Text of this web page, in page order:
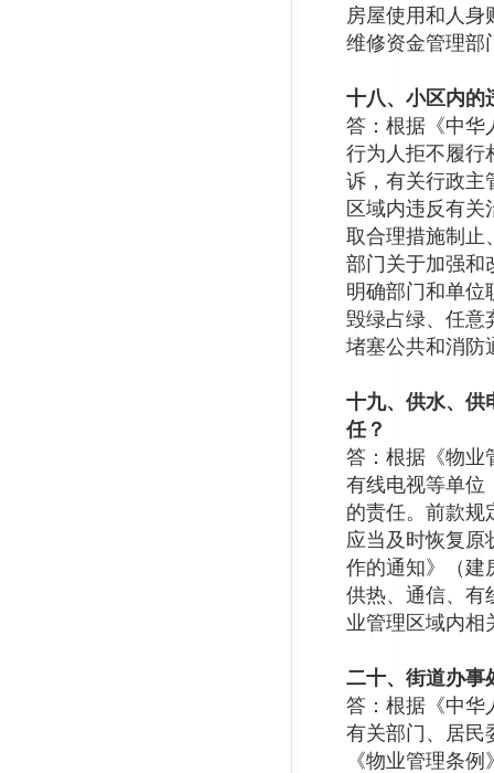
房屋使用和人身
维修资金管理部
十八、小区内的
答：根据《中华
行为人拒不履行
诉，有关行政主
区域内违反有
取合理措施制止
部门关于加强和
明确部门和单位
毁绿占绿、任意
堵塞公共和消防
十九、供水、供
任？
答：根据《物业
有线电视等单位
的责任。前款规
应当及时恢复原
作的通知》（建
供热、通信、有
业管理区域内相
二十、街道办事
答：根据《中华
有关部门、居民
《物业管理条